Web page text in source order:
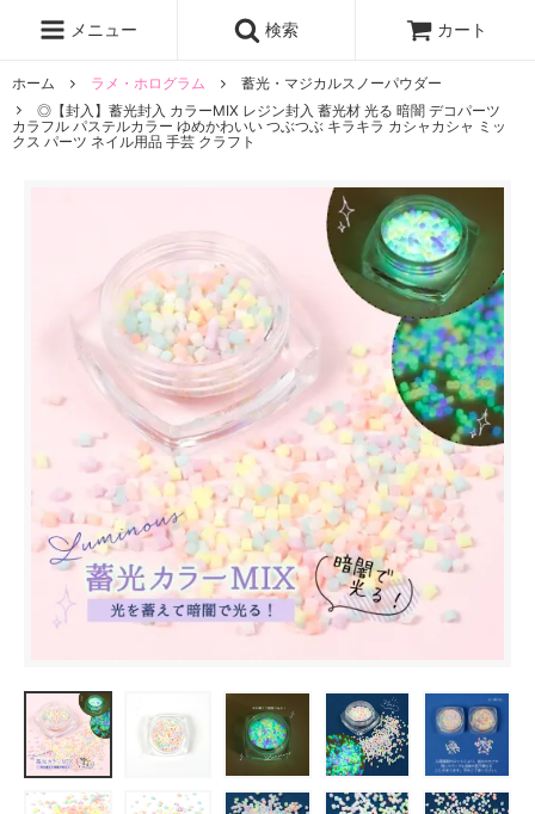
メニュー 検索 カート
ホーム ラメ・ホログラム
蓄光・マジカルスノーパウダー
◎【封入】蓄光封入 カラーMIX レジン封入 蓄光材 光る 暗闇 デコパーツ
カラフル パステルカラー ゆめかわいい つぶつぶ キラキラ カシャカシャ ミッ
クス パーツ ネイル用品 手芸 クラフト